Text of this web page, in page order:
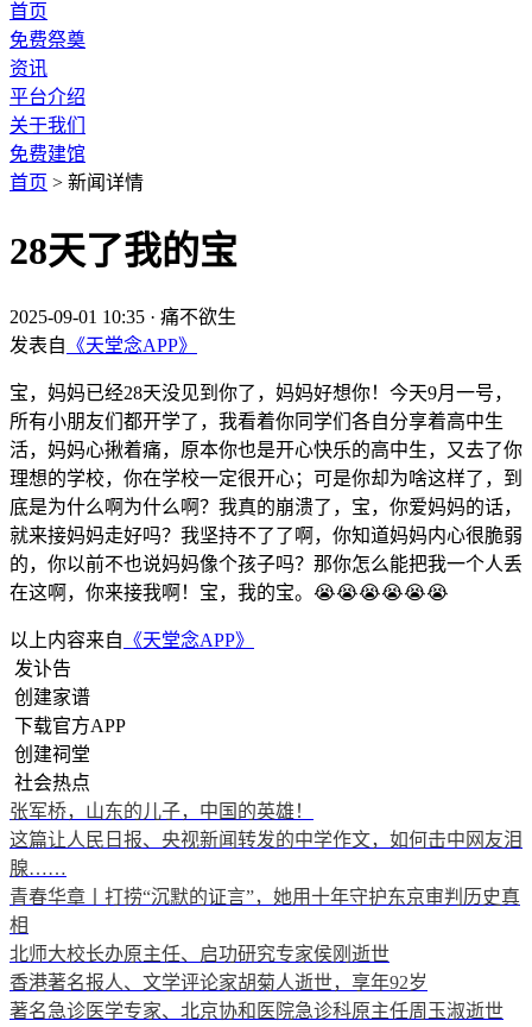
首页
免费祭奠
资讯
平台介绍
关于我们
免费建馆
首页 > 新闻详情
28天了我的宝
2025-09-01 10:35 · 痛不欲生
发表自 《天堂念APP》
宝，妈妈已经28天没见到你了，妈妈好想你！今天9月一号，
所有小朋友们都开学了，我看着你同学们各自分享着高中生
活，妈妈心揪着痛，原本你也是开心快乐的高中生，又去了你
理想的学校，你在学校一定很开心；可是你却为啥这样了，到
底是为什么啊为什么啊？我真的崩溃了，宝，你爱妈妈的话，
就来接妈妈走好吗？我坚持不了了啊，你知道妈妈内心很脆弱
的，你以前不也说妈妈像个孩子吗？那你怎么能把我一个人丢
在这啊，你来接我啊！宝，我的宝。😭😭😭😭😭😭
以上内容来自 《天堂念APP》
发讣告
创建家谱
下载官方APP
创建祠堂
社会热点
张军桥，山东的儿子，中国的英雄！
这篇让人民日报、央视新闻转发的中学作文，如何击中网友泪
腺……
青春华章丨打捞“沉默的证言”，她用十年守护东京审判历史真
相
北师大校长办原主任、启功研究专家侯刚逝世
香港著名报人、文学评论家胡菊人逝世，享年92岁
著名急诊医学专家、北京协和医院急诊科原主任周玉淑逝世